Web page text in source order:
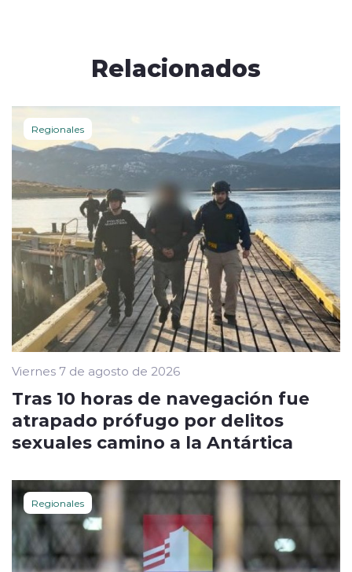
Relacionados
Regionales
Viernes 7 de agosto de 2026
Tras 10 horas de navegación fue
atrapado prófugo por delitos
sexuales camino a la Antártica
Regionales